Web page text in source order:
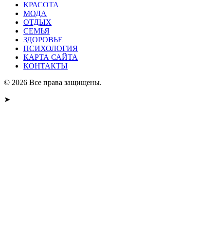
КРАСОТА
МОДА
ОТДЫХ
СЕМЬЯ
ЗДОРОВЬЕ
ПСИХОЛОГИЯ
КАРТА САЙТА
КОНТАКТЫ
© 2026 Все права защищены.
➤